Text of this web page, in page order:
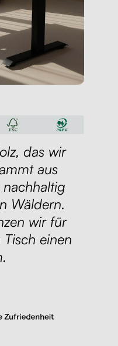
das wir
aus
Wäldern.
wir für
einen